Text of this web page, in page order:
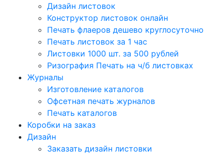
Дизайн листовок
Конструктор листовок онлайн
Печать флаеров дешево круглосуточно
Печать листовок за 1 час
Листовки 1000 шт. за 500 рублей
Ризография Печать на ч/б листовках
Журналы
Изготовление каталогов
Офсетная печать журналов
Печать каталогов
Коробки на заказ
Дизайн
Заказать дизайн листовки